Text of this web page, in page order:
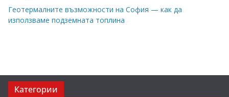
Геотермалните възможности на София — как да
използваме подземната топлина
Категории